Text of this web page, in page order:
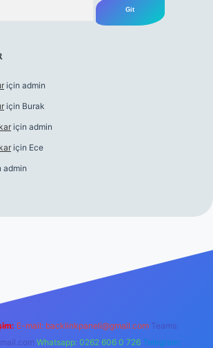
için admin
için Burak
için admin
için Ece
admin
E-mail: backlinkpaneli@gmail.com Teams:
Whatsapp: 0262 606 0 726 Telegram: